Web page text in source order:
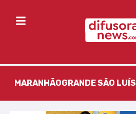
MARANHÃOGRANDE SÃO LUÍS